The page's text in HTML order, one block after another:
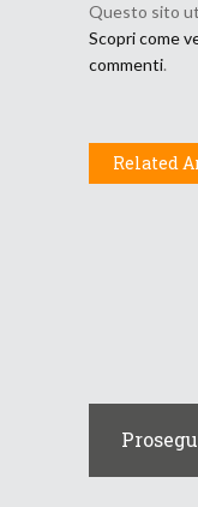
Questo sito
Scopri come
commenti.
Related